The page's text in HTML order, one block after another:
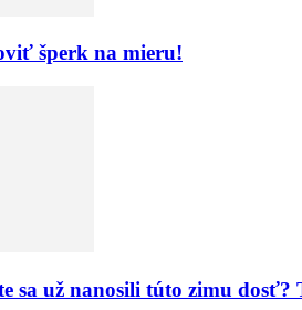
šperk na mieru!
sa už nanosili túto zimu